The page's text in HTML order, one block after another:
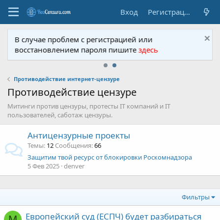
Вход Регистрация
В случае проблем с регистрацией или
восстановлением пароля пишите здесь
Противодействие интернет-цензуре
Противодействие цензуре
Митинги против цензуры, протесты IT компаний и IT
пользователей, саботаж цензуры.
Антицензурные проекты
Темы 12 Сообщения 66
Защитим твой ресурс от блокировки Роскомнадзора
5 Фев 2025 denver
Фильтры
Европейский суд (ЕСПЧ) будет разбираться